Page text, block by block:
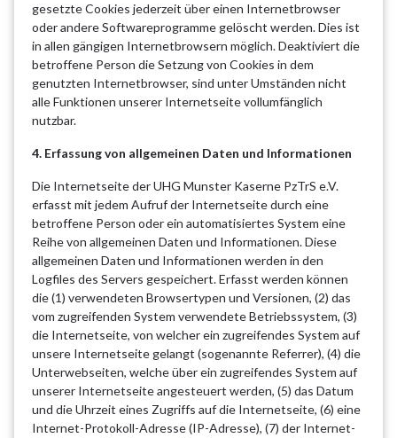
gesetzte Cookies jederzeit über einen Internetbrowser
oder andere Softwareprogramme gelöscht werden. Dies ist
in allen gängigen Internetbrowsern möglich. Deaktiviert die
betroffene Person die Setzung von Cookies in dem
genutzten Internetbrowser, sind unter Umständen nicht
alle Funktionen unserer Internetseite vollumfänglich
nutzbar.
4. Erfassung von allgemeinen Daten und Informationen
Die Internetseite der UHG Munster Kaserne PzTrS e.V.
erfasst mit jedem Aufruf der Internetseite durch eine
betroffene Person oder ein automatisiertes System eine
Reihe von allgemeinen Daten und Informationen. Diese
allgemeinen Daten und Informationen werden in den
Logfiles des Servers gespeichert. Erfasst werden können
die (1) verwendeten Browsertypen und Versionen, (2) das
vom zugreifenden System verwendete Betriebssystem, (3)
die Internetseite, von welcher ein zugreifendes System auf
unsere Internetseite gelangt (sogenannte Referrer), (4) die
Unterwebseiten, welche über ein zugreifendes System auf
unserer Internetseite angesteuert werden, (5) das Datum
und die Uhrzeit eines Zugriffs auf die Internetseite, (6) eine
Internet-Protokoll-Adresse (IP-Adresse), (7) der Internet-